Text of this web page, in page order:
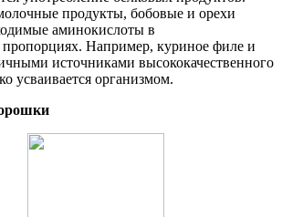
продукты, бобовые и орехи
аминокислоты в
Например, куриное филе и
источниками высококачественного
усваивается организмом.